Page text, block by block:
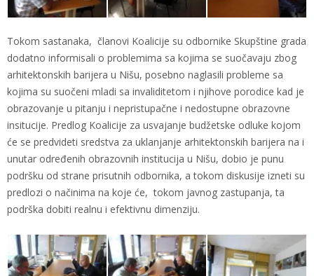
Tokom sastanaka, članovi Koalicije su odbornike Skupštine grada
dodatno informisali o problemima sa kojima se suočavaju zbog
arhitektonskih barijera u Nišu, posebno naglasili probleme sa
kojima su suočeni mladi sa invaliditetom i njihove porodice kad je
obrazovanje u pitanju i nepristupačne i nedostupne obrazovne
insitucije. Predlog Koalicije za usvajanje budžetske odluke kojom
će se predvideti sredstva za uklanjanje arhitektonskih barijera na i
unutar određenih obrazovnih institucija u Nišu, dobio je punu
podršku od strane prisutnih odbornika, a tokom diskusije izneti su
predlozi o načinima na koje će, tokom javnog zastupanja, ta
podrška dobiti realnu i efektivnu dimenziju.